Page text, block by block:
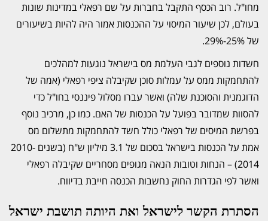
מחו"ל. רוב הכסף התקבל בחברות על שם רפאלי במדינות שונות
בעולם, לכן שיעור המיסוי על ההכנסות אמור היה להיות בשיעורים
של 25%-29%.
חשדות נוספים לגבי העלמת מס בישראל נוגעות למהלכים
להתחמקות ממס על עמלות סוכן שקיבלה ציפי רפאלי (אמה של
הדוגמנית והסוכנת שלה) ואשר עברו מסלול פיננסי בחו"ל כדי
להסוות שמדובר בפועל על הכנסות של האם. כמו כן, מרכיב נוסף
בפרשת המיסים של רפאלי כולל חשד להתחמקות מתשלום מס
אמת על הכנסות בישראל בסכום של 3.1 מיליון ש"ח (בשנים 2010-
2014) – הנחות וטובות הנאה מגופים מסחריים שקיבלה רפאלי
ואשר לפי הגדרות החוק נחשבות הכנסה חייבת בדיווח.
הסתרת הקשר לישראל ואת היותה תושבת ישראל